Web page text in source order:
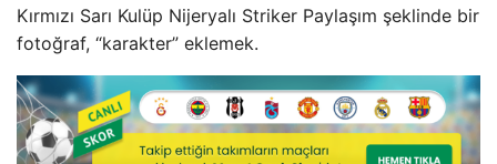
Kırmızı Sarı Kulüp Nijeryalı Striker Paylaşım şeklinde bir
fotoğraf, “karakter” eklemek.